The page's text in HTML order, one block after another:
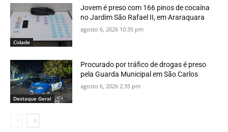
Cidade
Jovem é preso com 166 pinos de cocaína
no Jardim São Rafael II, em Araraquara
agosto 6, 2026 10:35 pm
Destaque Geral
Procurado por tráfico de drogas é preso
pela Guarda Municipal em São Carlos
agosto 6, 2026 2:35 pm